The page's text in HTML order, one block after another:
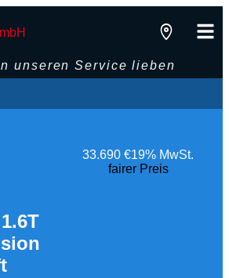
unseren Service lieben
33.690 €19% MwSt.
fairer Preis